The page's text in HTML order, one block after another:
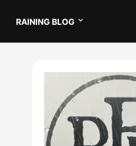
RAINING BLOG